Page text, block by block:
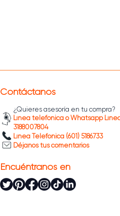
Contáctanos
¿Quieres asesoría en tu compra?
Línea telefónica o Whatsapp
3188007804
Línea Telefónica (601) 5186733
Déjanos tus comentarios
Encuéntranos en